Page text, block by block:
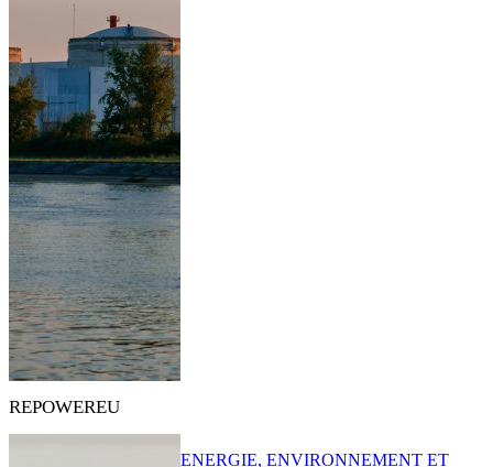
REPOWEREU
ENERGIE, ENVIRONNEMENT ET